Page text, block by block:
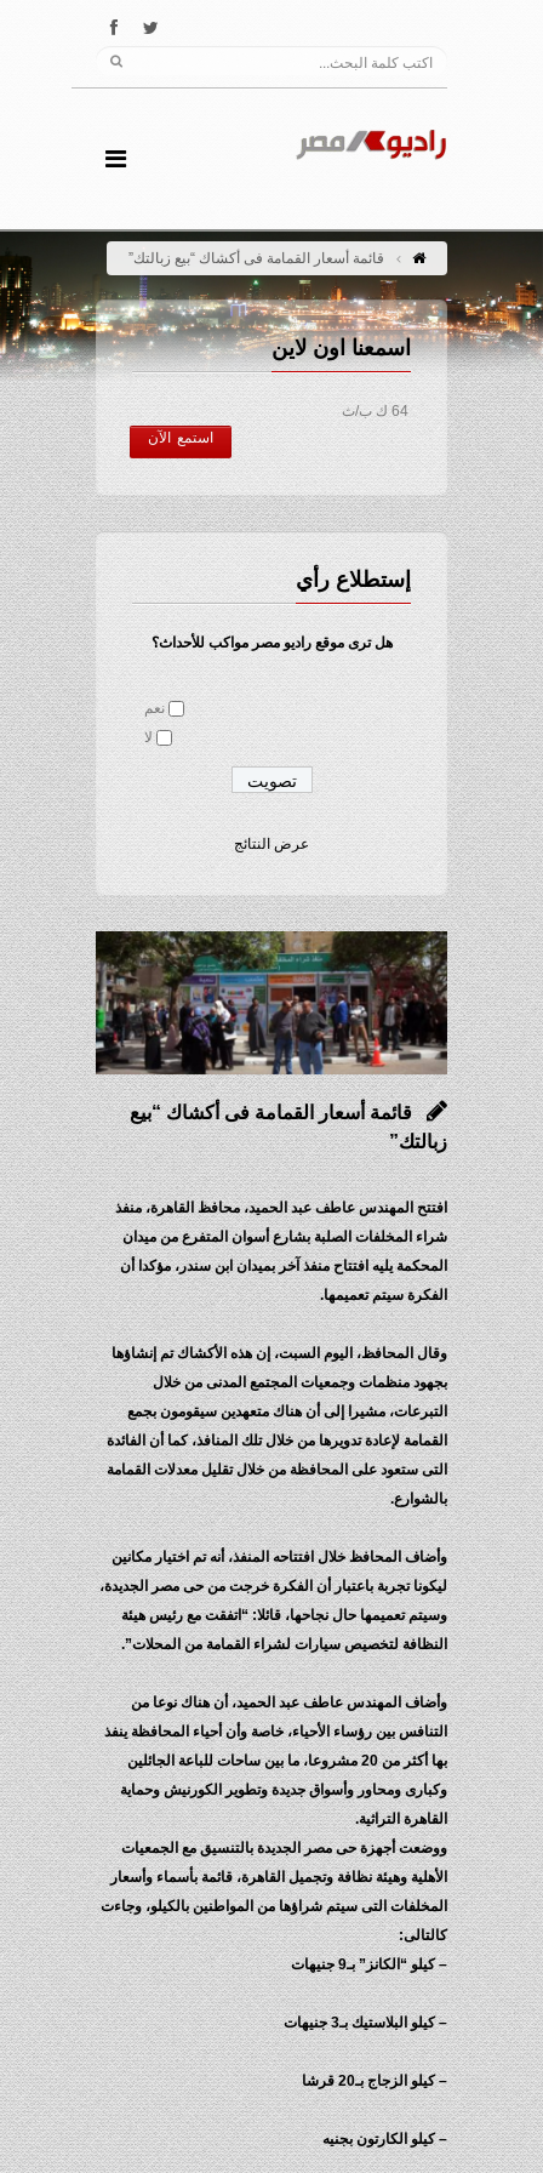
قائمة أسعار القمامة فى أكشاك “بيع زبالتك”
اسمعنا اون لاين
64 ك ب/ث
استمع الآن
إستطلاع رأي
هل ترى موقع راديو مصر مواكب للأحداث؟
نعم
لا
عرض النتائج
قائمة أسعار القمامة فى أكشاك “بيع
زبالتك”
افتتح المهندس عاطف عبد الحميد، محافظ القاهرة، منفذ
شراء المخلفات الصلبة بشارع أسوان المتفرع من ميدان
المحكمة يليه افتتاح منفذ آخر بميدان ابن سندر، مؤكدا أن
الفكرة سيتم تعميمها.
وقال المحافظ، اليوم السبت، إن هذه الأكشاك تم إنشاؤها
بجهود منظمات وجمعيات المجتمع المدنى من خلال
التبرعات، مشيرا إلى أن هناك متعهدين سيقومون بجمع
القمامة لإعادة تدويرها من خلال تلك المنافذ، كما أن الفائدة
التى ستعود على المحافظة من خلال تقليل معدلات القمامة
بالشوارع.
وأضاف المحافظ خلال افتتاحه المنفذ، أنه تم اختيار مكانين
ليكونا تجربة باعتبار أن الفكرة خرجت من حى مصر الجديدة،
وسيتم تعميمها حال نجاحها، قائلا: “اتفقت مع رئيس هيئة
النظافة لتخصيص سيارات لشراء القمامة من المحلات”.
وأضاف المهندس عاطف عبد الحميد، أن هناك نوعا من
التنافس بين رؤساء الأحياء، خاصة وأن أحياء المحافظة ينفذ
بها أكثر من 20 مشروعا، ما بين ساحات للباعة الجائلين
وكبارى ومحاور وأسواق جديدة وتطوير الكورنيش وحماية
القاهرة التراثية.
ووضعت أجهزة حى مصر الجديدة بالتنسيق مع الجمعيات
الأهلية وهيئة نظافة وتجميل القاهرة، قائمة بأسماء وأسعار
المخلفات التى سيتم شراؤها من المواطنين بالكيلو، وجاءت
كالتالى:
– كيلو “الكانز” بـ9 جنيهات
– كيلو البلاستيك بـ3 جنيهات
– كيلو الزجاج بـ20 قرشا
– كيلو الكارتون بجنيه